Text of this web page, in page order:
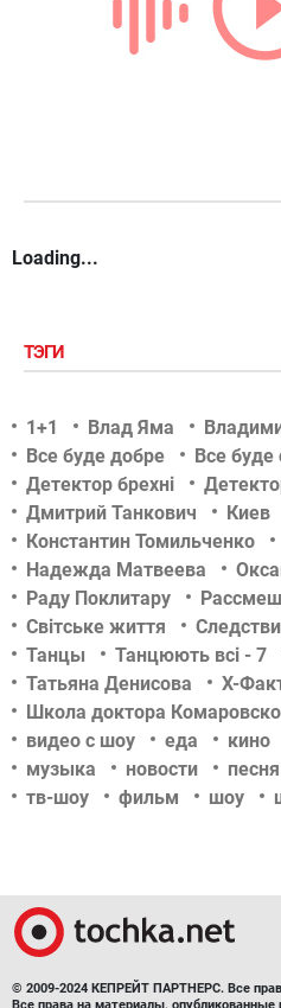
Loading...
ТЭГИ
1+1 Влад Яма
Все буде добре
Все буде
Детектор брехні
Дмитрий Танкович
Киев
Константин Томильченко
Надежда Матвеева
Раду Поклитару
Світське життя
Танцы
Танцюють всі - 7
Татьяна Денисова
Х-
Школа доктора
видео с шоу
еда кино
музыка
новости песня
тв-шоу
фильм шоу
© 2009-2024 КЕПРЕЙТ ПАРТНЕРС. Все